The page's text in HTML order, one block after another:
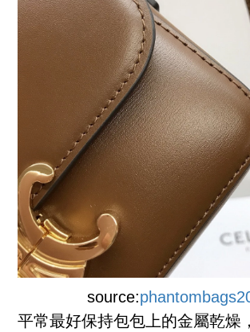
source:
平常最好保持包包上的金屬乾燥